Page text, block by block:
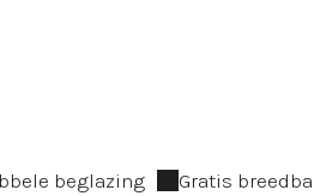
beglazing
Gratis